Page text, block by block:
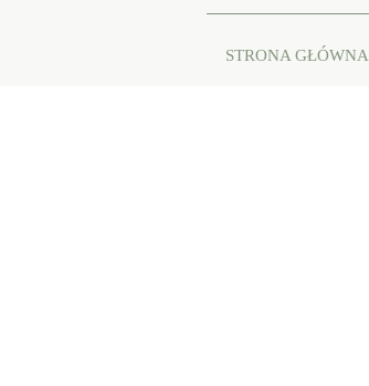
STRONA GŁÓWNA